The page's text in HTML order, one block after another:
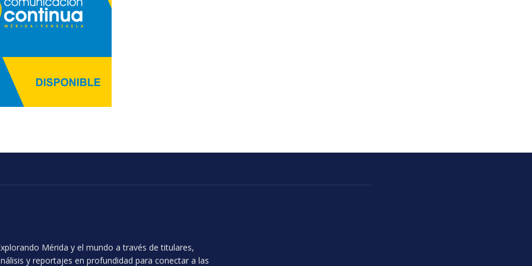
Mérida y el mundo a través de titulares,
y reportajes en profundidad para conectar a las